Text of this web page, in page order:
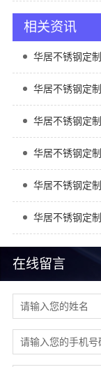
在线留言
相关资讯